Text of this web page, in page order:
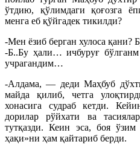
ўтдию, қўлимдаги қоғозга
менга еб қўйгадек тикилди?
-Мен ёзиб берган хулоса қани?
-Б..Бу ҳали… ичбуруғ
учрагандим…
-Алдама, — деди Маҳбуб
майда қилиб, четга
хонасига судраб кетди.
дорилар рўйхати ва
тутқазди. Кеин эса, боя
ҳақи»ни ҳам қайтариб берди.